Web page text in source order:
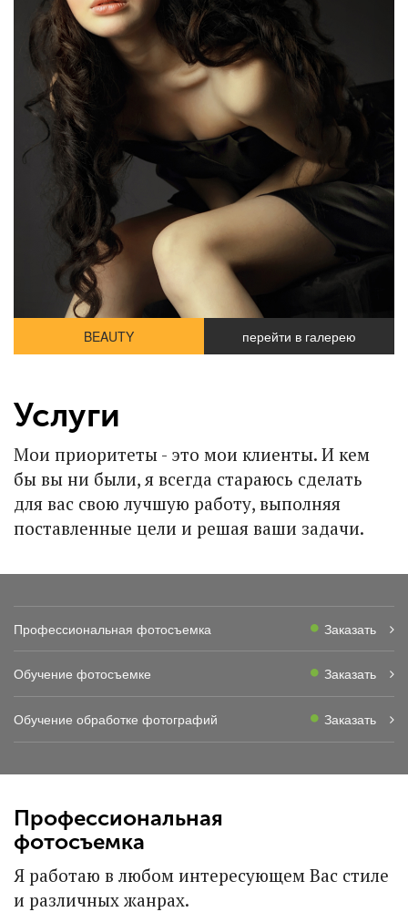
BEAUTY перейти в галерею
Услуги
Мои приоритеты - это мои клиенты. И кем
бы вы ни были, я всегда стараюсь сделать
для вас свою лучшую работу, выполняя
поставленные цели и решая ваши задачи.
Профессиональная фотосъемка Заказать
Обучение фотосъемке Заказать
Обучение обработке фотографий Заказать
Профессиональная
фотосъемка
Я работаю в любом интересующем Вас стиле
и различных жанрах.